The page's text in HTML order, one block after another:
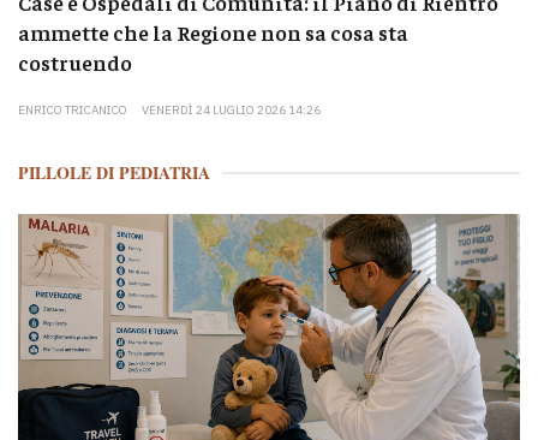
ammette che la Regione non sa cosa sta
costruendo
ENRICO TRICANICO VENERDÌ 24 LUGLIO 2026 14:26
PILLOLE DI PEDIATRIA